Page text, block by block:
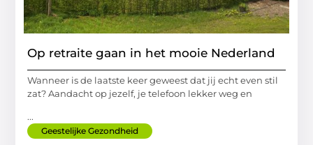
Op retraite gaan in het mooie Nederland
Wanneer is de laatste keer geweest dat jij echt even stil
zat? Aandacht op jezelf, je telefoon lekker weg en
...
Geestelijke Gezondheid